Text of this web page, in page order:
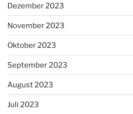
Dezember 2023
November 2023
Oktober 2023
September 2023
August 2023
Juli 2023